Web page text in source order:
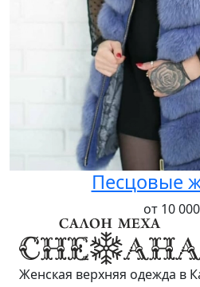
Песцовые
от 10
Женская верхняя одежда в